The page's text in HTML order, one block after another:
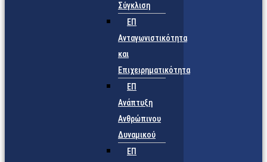
Σύγκλιση
ΕΠ
Ανταγωνιστικότητα
και
Επιχειρηματικότητα
ΕΠ
Ανάπτυξη
Ανθρώπινου
Δυναμικού
ΕΠ